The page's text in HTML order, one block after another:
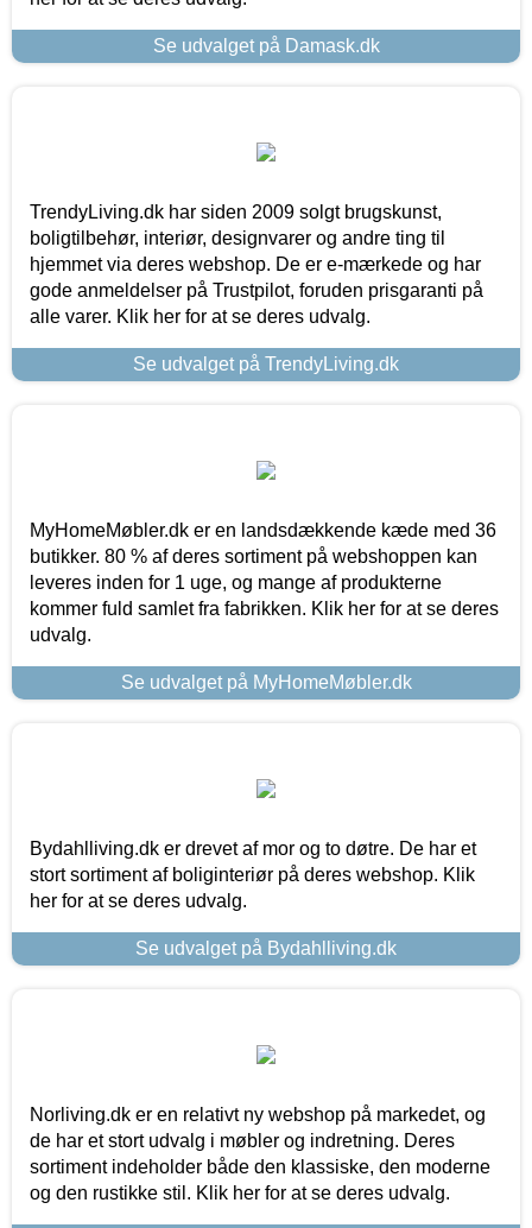
Se udvalget på Damask.dk
TrendyLiving.dk har siden 2009 solgt brugskunst,
boligtilbehør, interiør, designvarer og andre ting til
hjemmet via deres webshop. De er e-mærkede og har
gode anmeldelser på Trustpilot, foruden prisgaranti på
alle varer. Klik her for at se deres udvalg.
Se udvalget på TrendyLiving.dk
MyHomeMøbler.dk er en landsdækkende kæde med 36
butikker. 80 % af deres sortiment på webshoppen kan
leveres inden for 1 uge, og mange af produkterne
kommer fuld samlet fra fabrikken. Klik her for at se deres
udvalg.
Se udvalget på MyHomeMøbler.dk
Bydahlliving.dk er drevet af mor og to døtre. De har et
stort sortiment af boliginteriør på deres webshop. Klik
her for at se deres udvalg.
Se udvalget på Bydahlliving.dk
Norliving.dk er en relativt ny webshop på markedet, og
de har et stort udvalg i møbler og indretning. Deres
sortiment indeholder både den klassiske, den moderne
og den rustikke stil. Klik her for at se deres udvalg.